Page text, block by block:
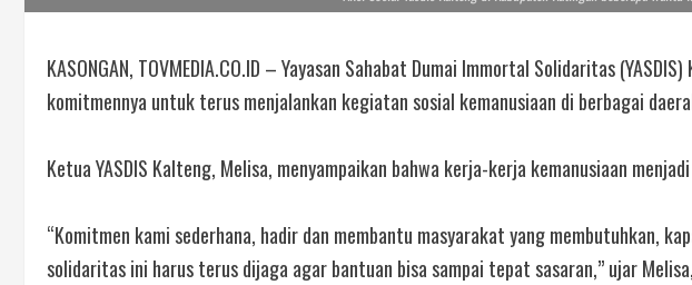
KASONGAN, TOVMEDIA.CO.ID – Yayasan Sahabat Dumai Immortal Solidaritas
komitmennya untuk terus menjalankan kegiatan sosial kemanusiaan di berbagai
Ketua YASDIS Kalteng, Melisa, menyampaikan bahwa kerja-kerja kemanusiaan
“Komitmen kami sederhana, hadir dan membantu masyarakat yang membutuhkan,
solidaritas ini harus terus dijaga agar bantuan bisa sampai tepat sasaran,” ujar